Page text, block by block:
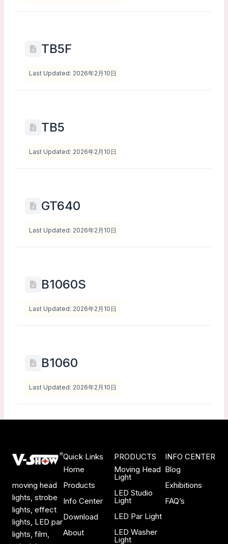
TB5F
Last Updated: 2026年2月10日
TB5
Last Updated: 2026年2月10日
GT640
Last Updated: 2026年2月10日
B1060S
Last Updated: 2026年2月10日
B1060
Last Updated: 2026年2月10日
moving head
lights, strobe
lights, effect
lights, LED par
lights, film,
Quick Links
Home
Products
Info Center
Download
About
PRODUCTS
Moving Head
Light
LED Studio
Light
LED Par Light
LED Washer
Light
INFO CENTER
Blog
Exhibitions
FAQ’s